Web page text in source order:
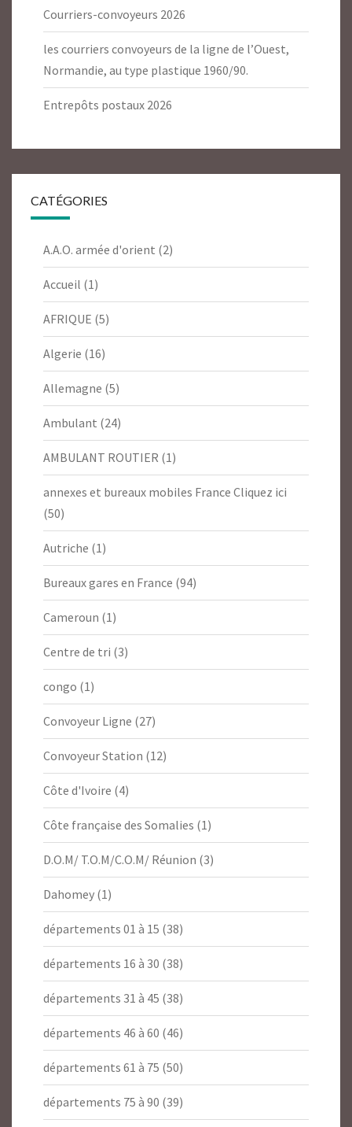
Courriers-convoyeurs 2026
les courriers convoyeurs de la ligne de l’Ouest,
Normandie, au type plastique 1960/90.
Entrepôts postaux 2026
CATÉGORIES
A.A.O. armée d'orient (2)
Accueil (1)
AFRIQUE (5)
Algerie (16)
Allemagne (5)
Ambulant (24)
AMBULANT ROUTIER (1)
annexes et bureaux mobiles France Cliquez ici
(50)
Autriche (1)
Bureaux gares en France (94)
Cameroun (1)
Centre de tri (3)
congo (1)
Convoyeur Ligne (27)
Convoyeur Station (12)
Côte d'Ivoire (4)
Côte française des Somalies (1)
D.O.M/ T.O.M/C.O.M/ Réunion (3)
Dahomey (1)
départements 01 à 15 (38)
départements 16 à 30 (38)
départements 31 à 45 (38)
départements 46 à 60 (46)
départements 61 à 75 (50)
départements 75 à 90 (39)